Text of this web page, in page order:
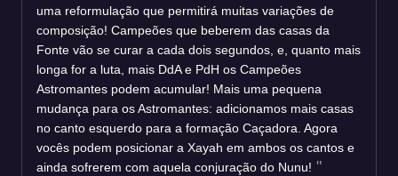
uma reformulação que permitirá muitas variações de
composição! Campeões que beberem das casas da
Fonte vão se curar a cada dois segundos, e, quanto mais
longa for a luta, mais DdA e PdH os Campeões
Astromantes podem acumular! Mais uma pequena
mudança para os Astromantes: adicionamos mais casas
no canto esquerdo para a formação Caçadora. Agora
vocês podem posicionar a Xayah em ambos os cantos e
ainda sofrerem com aquela conjuração do Nunu!